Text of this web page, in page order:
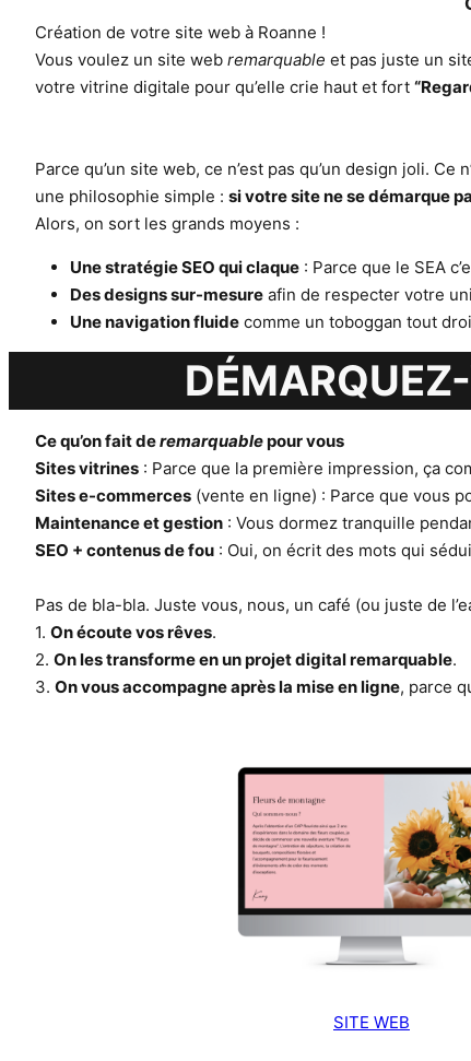
Création de votre site web à Roanne !
Vous voulez un site web remarquable et pas juste un
votre vitrine digitale pour qu’elle crie haut et fort
Parce qu’un site web, ce n’est pas qu’un design joli.
une philosophie simple : si votre site ne se démarque
Alors, on sort les grands moyens :
Une stratégie SEO qui claque : Parce que le SEA
Des designs sur-mesure afin de respecter votre
Une navigation fluide comme un toboggan tout
Ce qu’on fait deremarquablepour vous
Sites vitrines : Parce que la première impression, ça
Sites e-commerces (vente en ligne) : Parce que vous
Maintenance et gestion : Vous dormez tranquille
SEO + contenus de fou : Oui, on écrit des mots qui
Pas de bla-bla. Juste vous, nous, un café (ou juste de
1. On écoute vos rêves.
2. On les transforme en un projet digital remarquable.
3. On vous accompagne après la mise en ligne, parce
SITE WEB